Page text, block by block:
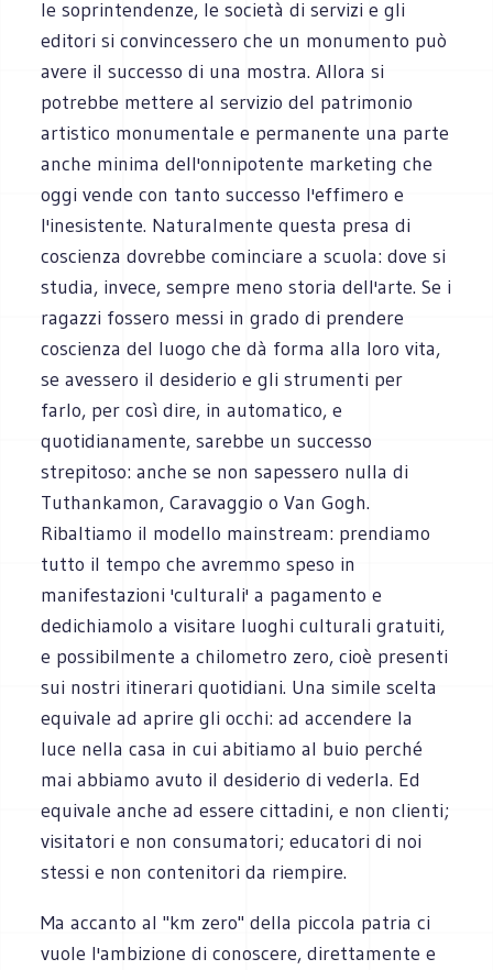
le soprintendenze, le società di servizi e gli
editori si convincessero che un monumento può
avere il successo di una mostra. Allora si
potrebbe mettere al servizio del patrimonio
artistico monumentale e permanente una parte
anche minima dell'onnipotente marketing che
oggi vende con tanto successo l'effimero e
l'inesistente. Naturalmente questa presa di
coscienza dovrebbe cominciare a scuola: dove si
studia, invece, sempre meno storia dell'arte. Se i
ragazzi fossero messi in grado di prendere
coscienza del luogo che dà forma alla loro vita,
se avessero il desiderio e gli strumenti per
farlo, per così dire, in automatico, e
quotidianamente, sarebbe un successo
strepitoso: anche se non sapessero nulla di
Tuthankamon, Caravaggio o Van Gogh.
Ribaltiamo il modello mainstream: prendiamo
tutto il tempo che avremmo speso in
manifestazioni 'culturali' a pagamento e
dedichiamolo a visitare luoghi culturali gratuiti,
e possibilmente a chilometro zero, cioè presenti
sui nostri itinerari quotidiani. Una simile scelta
equivale ad aprire gli occhi: ad accendere la
luce nella casa in cui abitiamo al buio perché
mai abbiamo avuto il desiderio di vederla. Ed
equivale anche ad essere cittadini, e non clienti;
visitatori e non consumatori; educatori di noi
stessi e non contenitori da riempire.
Ma accanto al "km zero" della piccola patria ci
vuole l'ambizione di conoscere, direttamente e